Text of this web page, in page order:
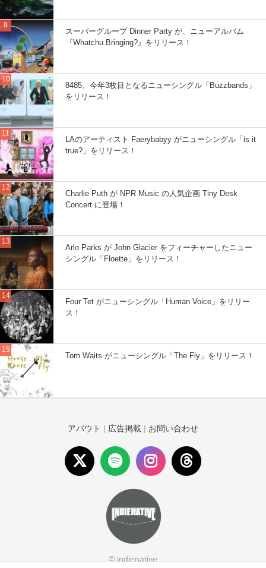
スーパーグループ Dinner Party が、ニューアルバム
『Whatchu Bringing?』をリリース！
8485、今年3枚目となるニューシングル「Buzzbands」
をリリース！
LAのアーティスト Faerybabyy がニューシングル「is it
true?」をリリース！
Charlie Puth が NPR Music の人気企画 Tiny Desk
Concert に登場！
Arlo Parks が John Glacier をフィーチャーしたニュー
シングル「Floette」をリリース！
Four Tet がニューシングル「Human Voice」をリリー
ス！
Tom Waits がニューシングル「The Fly」をリリース！
アバウト | 広告掲載 | お問い合わせ
© indienative